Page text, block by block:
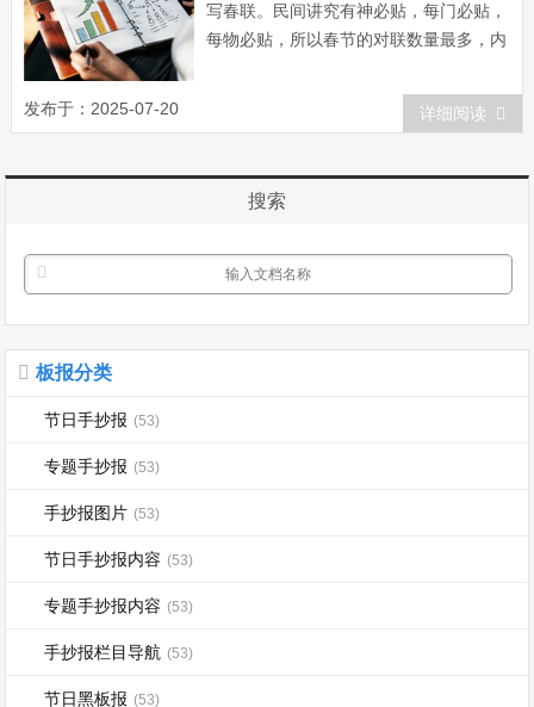
写春联。民间讲究有神必贴，每门必贴，
每物必贴，所以春节的对联数量最多，内
仰和祈福之言。常见的有天地神联：“天
恩深似海，地德重如山”;土地神联：“土中
发布于：2025-07-20 详细阅读
搜索
板报分类
节日手抄报 (53)
专题手抄报 (53)
手抄报图片 (53)
节日手抄报内容 (53)
专题手抄报内容 (53)
手抄报栏目导航 (53)
节日黑板报 (53)